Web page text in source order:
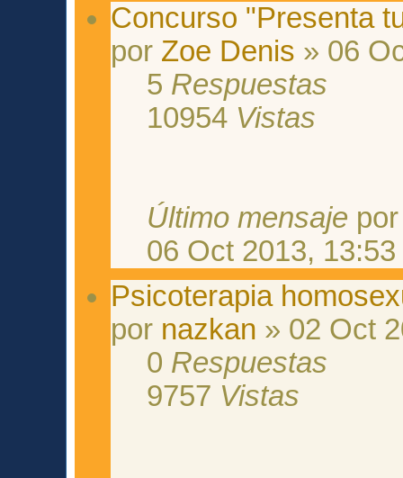
Concurso "Presenta
por Zoe Denis » 06
5 Respuestas
10954 Vistas
Último mensaje
06 Oct 2013, 13:53
Psicoterapia
por nazkan » 02 Oct
0 Respuestas
9757 Vistas